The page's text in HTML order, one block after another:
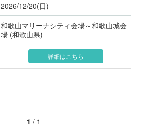
2026/12/20(日)
和歌山マリーナシティ会場～和歌山城会
場 (和歌山県)
詳細はこちら
1 / 1